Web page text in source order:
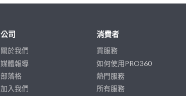
公司
關於我們
媒體報導
部落格
加入我們
消費者
買服務
如何使用PRO360
熱門服務
所有服務